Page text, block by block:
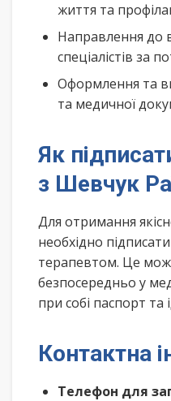
життя та
Направлення до
спеціалістів за
Оформлення та
та медичної
Як
з Шевчук
Для отримання
необхідно
терапевтом. Це
безпосередньо у
при собі паспорт та
Контактна
Телефон для